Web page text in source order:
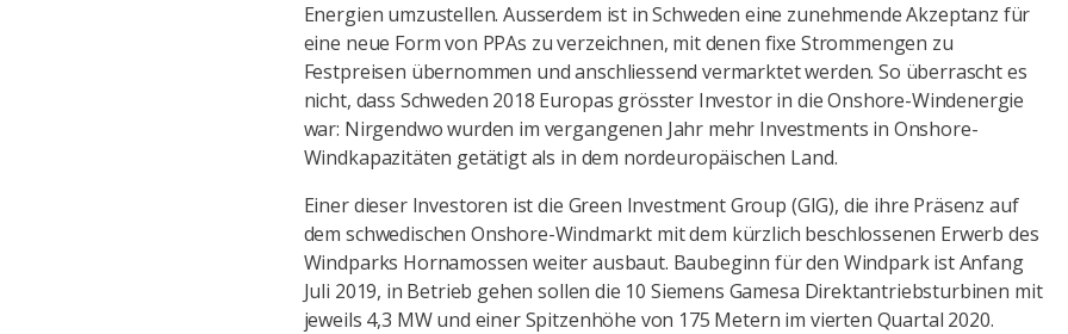
Energien umzustellen. Ausserdem ist in Schweden eine zunehmende Akzeptanz für
eine neue Form von PPAs zu verzeichnen, mit denen fixe Strommengen zu
Festpreisen übernommen und anschliessend vermarktet werden. So überrascht es
nicht, dass Schweden 2018 Europas grösster Investor in die Onshore-Windenergie
war: Nirgendwo wurden im vergangenen Jahr mehr Investments in Onshore-
Windkapazitäten getätigt als in dem nordeuropäischen Land.
Einer dieser Investoren ist die Green Investment Group (GIG), die ihre Präsenz auf
dem schwedischen Onshore-Windmarkt mit dem kürzlich beschlossenen Erwerb des
Windparks Hornamossen weiter ausbaut. Baubeginn für den Windpark ist Anfang
Juli 2019, in Betrieb gehen sollen die 10 Siemens Gamesa Direktantriebsturbinen mit
jeweils 4,3 MW und einer Spitzenhöhe von 175 Metern im vierten Quartal 2020.